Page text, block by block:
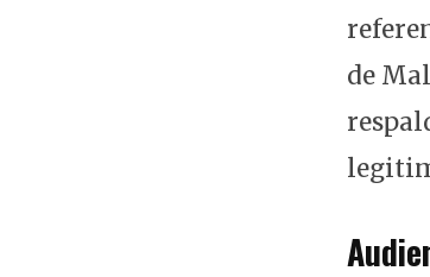
de